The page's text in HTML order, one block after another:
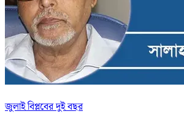
জুলাই বিপ্লবের দুই বছর